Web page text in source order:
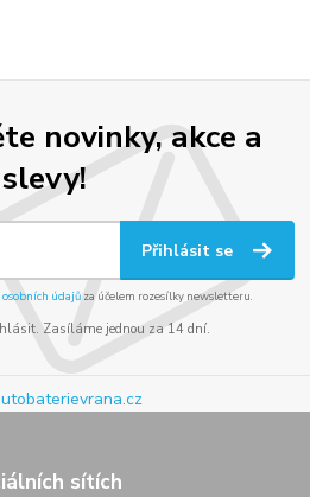
novinky, akce a
slevy!
Přihlásit se
údajůza účelem rozesílky newsletteru.
Zasíláme jednou za 14 dní.
sítích